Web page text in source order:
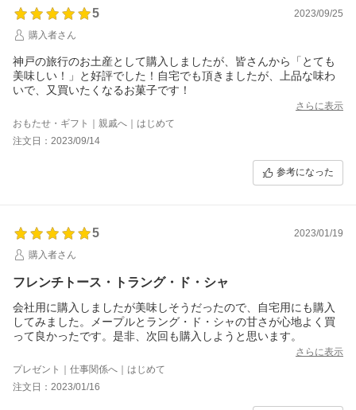
5
2023/09/25
購入者さん
神戸の旅行のお土産として購入しましたが、皆さんから「とても
美味しい！」と好評でした！自宅でも頂きましたが、上品な味わ
いで、又買いたくなるお菓子です！
さらに表示
おもたせ・ギフト｜親戚へ｜はじめて
注文日：2023/09/14
参考になった
5
2023/01/19
購入者さん
フレンチトース・トラング・ド・シャ
会社用に購入しましたが美味しそうだったので、自宅用にも購入
してみました。メープルとラング・ド・シャの甘さが心地よく買
って良かったです。是非、次回も購入しようと思います。
さらに表示
プレゼント｜仕事関係へ｜はじめて
注文日：2023/01/16